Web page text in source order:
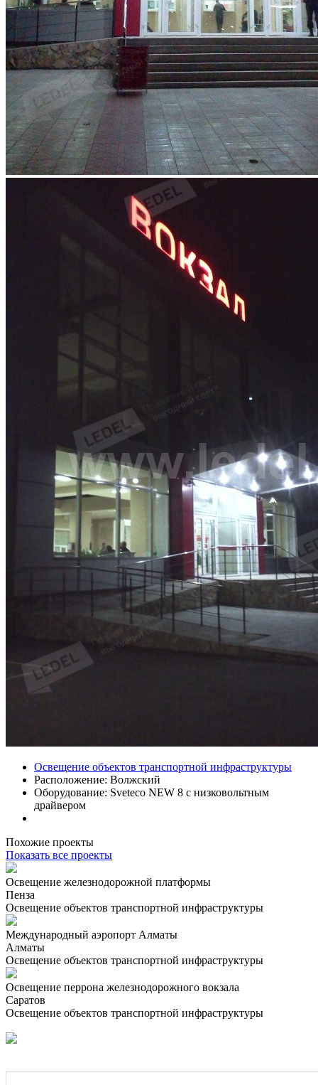
Освещение объектов транспортной инфраструктуры
Расположение: Волжский
Оборудование: Sveteco NEW 8 с низковольтным
драйвером
Похожие проекты
Показать все проекты
Освещение железнодорожной платформы
Пенза
Освещение объектов транспортной инфраструктуры
Международный аэропорт Алматы
Алматы
Освещение объектов транспортной инфраструктуры
Освещение перрона железнодорожного вокзала
Саратов
Освещение объектов транспортной инфраструктуры